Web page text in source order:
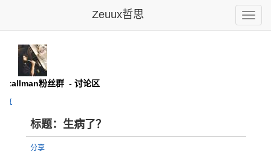
Toggle
Zeuux哲思
粉丝群 - 讨论区
页
标题：生病了？
分享